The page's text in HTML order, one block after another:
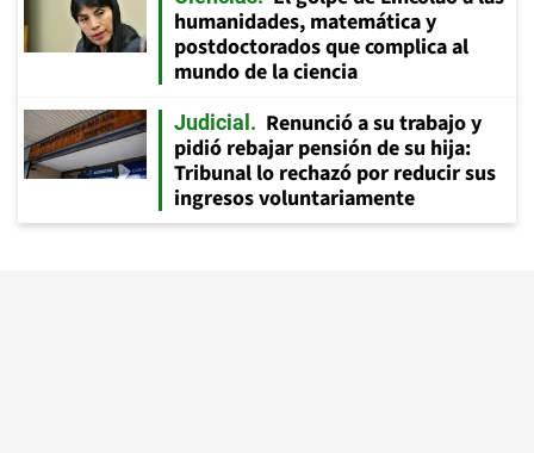
humanidades, matemática y
postdoctorados que complica al
mundo de la ciencia
Judicial
Renunció a su trabajo y
pidió rebajar pensión de su hija:
Tribunal lo rechazó por reducir sus
ingresos voluntariamente